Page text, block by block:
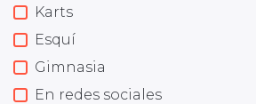
Karts
Esquí
Gimnasia
En redes sociales